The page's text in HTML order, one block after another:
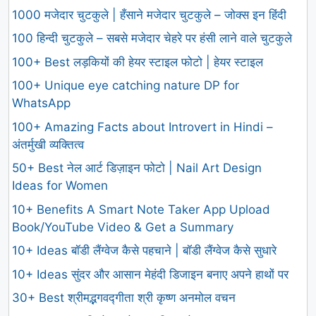
1000 मजेदार चुटकुले | हँसाने मजेदार चुटकुले – जोक्स इन हिंदी
100 हिन्दी चुटकुले – सबसे मजेदार चेहरे पर हंसी लाने वाले चुटकुले
100+ Best लड़कियों की हेयर स्टाइल फोटो | हेयर स्टाइल
100+ Unique eye catching nature DP for
WhatsApp
100+ Amazing Facts about Introvert in Hindi –
अंतर्मुखी व्यक्तित्व
50+ Best नेल आर्ट डिज़ाइन फोटो | Nail Art Design
Ideas for Women
10+ Benefits A Smart Note Taker App Upload
Book/YouTube Video & Get a Summary
10+ Ideas बॉडी लैंग्वेज कैसे पहचाने | बॉडी लैंग्वेज कैसे सुधारे
10+ Ideas सुंदर और आसान मेहंदी डिजाइन बनाए अपने हाथों पर
30+ Best श्रीमद्भगवद्गीता श्री कृष्ण अनमोल वचन